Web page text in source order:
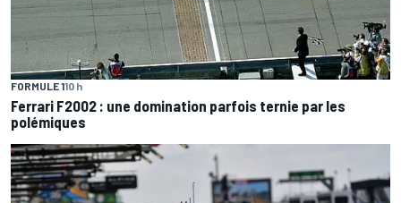
FORMULE 110 h
Ferrari F2002 : une domination parfois ternie par les
polémiques